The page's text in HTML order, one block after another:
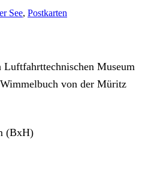
See, Postkarten
Museum
von der Müritz
(BxH)